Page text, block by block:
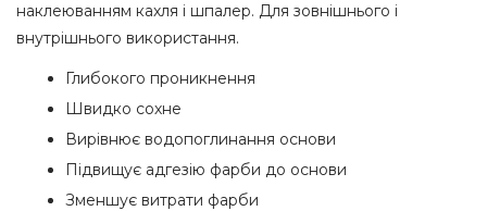
наклеюванням кахля і шпалер. Для зовнішнього і
внутрішнього використання.
Глибокого проникнення
Швидко сохне
Вирівнює водопоглинання основи
Підвищує адгезію фарби до основи
Зменшує витрати фарби